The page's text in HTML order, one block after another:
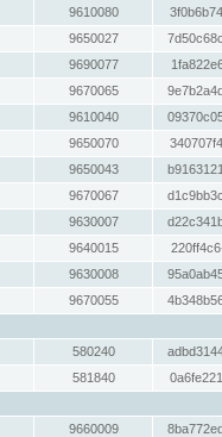
9610080
9650027
9690077
9670065
9610040
9650070
9650043
9670067
9630007
9640015
9630008
9670055
580240
581840
9660009